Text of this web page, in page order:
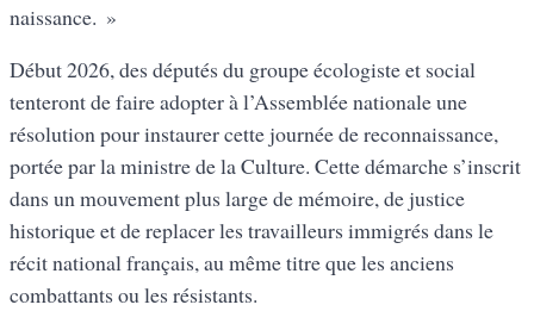
naissance. »
Début 2026, des députés du groupe écologiste et social
tenteront de faire adopter à l’Assemblée nationale une
résolution pour instaurer cette journée de reconnaissance,
portée par la ministre de la Culture. Cette démarche s’inscrit
dans un mouvement plus large de mémoire, de justice
historique et de replacer les travailleurs immigrés dans le
récit national français, au même titre que les anciens
combattants ou les résistants.